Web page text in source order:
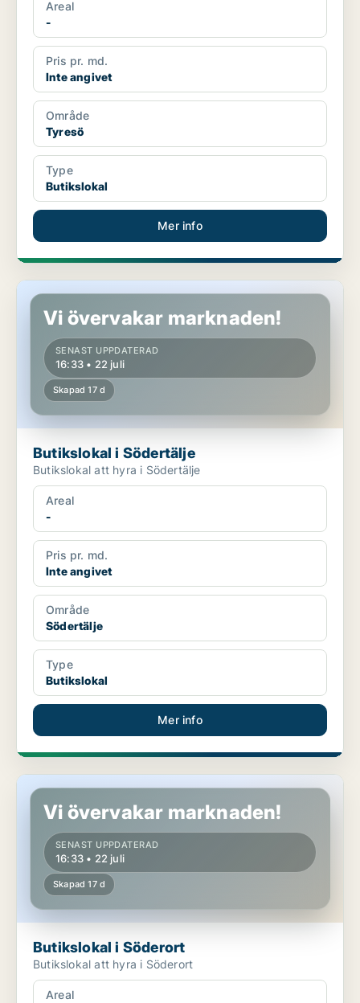
Areal
-
Pris pr. md.
Inte angivet
Område
Tyresö
Type
Butikslokal
Mer info
Butikslokal i Södertälje
Vi övervakar marknaden!
SENAST UPPDATERAD
16:33 • 22 juli
Skapad 17 d
Butikslokal i Södertälje
Butikslokal att hyra i Södertälje
Areal
-
Pris pr. md.
Inte angivet
Område
Södertälje
Type
Butikslokal
Mer info
Butikslokal i Söderort
Vi övervakar marknaden!
SENAST UPPDATERAD
16:33 • 22 juli
Skapad 17 d
Butikslokal i Söderort
Butikslokal att hyra i Söderort
Areal